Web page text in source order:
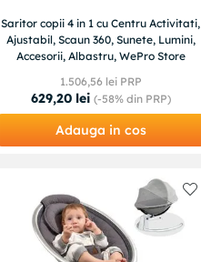
Saritor copii 4 in 1 cu Centru Activitati,
Ajustabil, Scaun 360, Sunete, Lumini,
Accesorii, Albastru, WePro Store
1.506,56 lei PRP
629,20 lei (-58%din PRP)
Adauga in cos